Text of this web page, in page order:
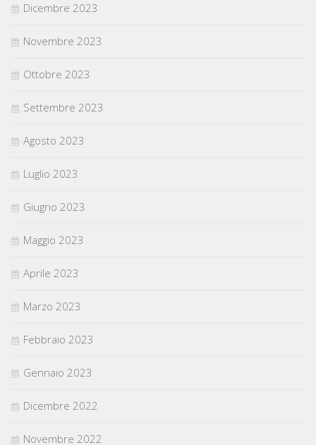
Dicembre 2023
Novembre 2023
Ottobre 2023
Settembre 2023
Agosto 2023
Luglio 2023
Giugno 2023
Maggio 2023
Aprile 2023
Marzo 2023
Febbraio 2023
Gennaio 2023
Dicembre 2022
Novembre 2022